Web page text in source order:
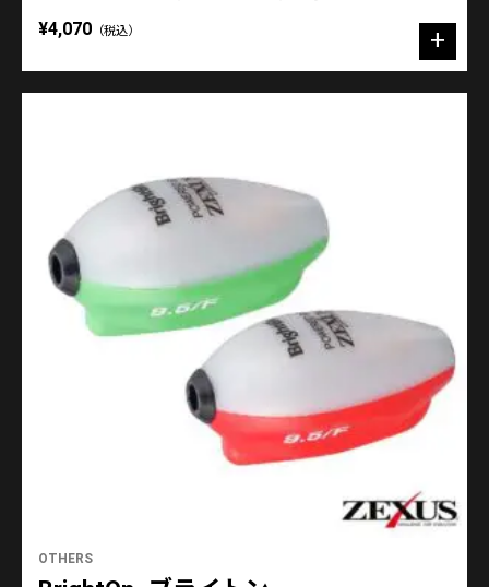
¥4,070 （税込）
OTHERS